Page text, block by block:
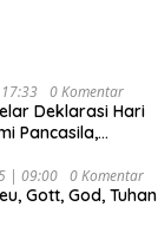
0 Komentar
Deklarasi Hari
Pancasila,
Penjajahan
Politik Indonesia) &
| 09:00 0 Komentar
Gott, God, Tuhan